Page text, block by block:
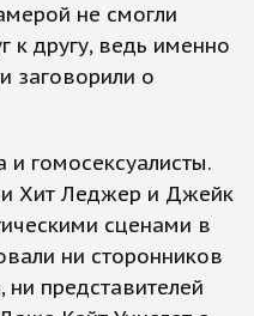
не смогли
к другу, ведь именно
заговорили о
и гомосексуалисты.
Хит Леджер и Джейк
сценами в
ни сторонников
представителей